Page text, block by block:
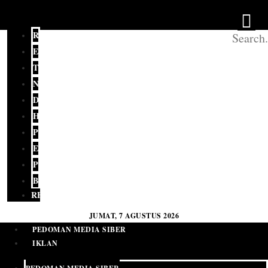
REDAKSI
EDITORIAL
TERKINI
NASIONAL
DAERAH
HUKUM
POLITIK
EKONOMI
PENDIDIKAN
BUDAYA
RELIGI
JUMAT, 7 AGUSTUS 2026
PEDOMAN MEDIA SIBER
IKLAN